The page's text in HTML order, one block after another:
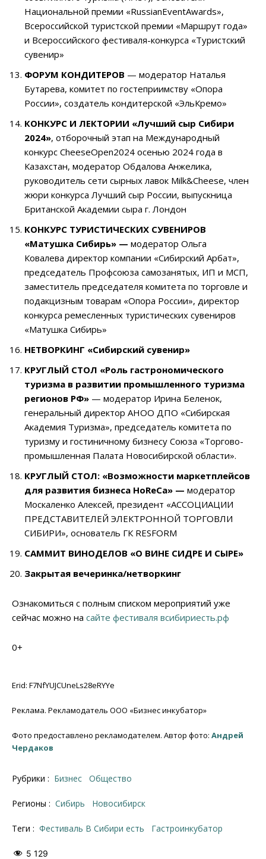
Национальной премии «RussianEventAwards»,
Всероссийской туристской премии «Маршрут года»
и Всероссийского фестиваля-конкурса «Туристский
сувенир»
ФОРУМ КОНДИТЕРОВ — модератор Наталья
Бутарева, комитет по гостеприимству «Опора
России», создатель кондитерской «ЭльКремо»
КОНКУРС И ЛЕКТОРИИ «Лучший сыр Сибири
2024», отборочный этап на Международный
конкурс CheeseOpen2024 осенью 2024 года в
Казахстан, модератор Обдалова Анжелика,
руководитель сети сырных лавок Milk&Cheese, член
жюри конкурса Лучший сыр России, выпускница
Британской Академии сыра г. Лондон
КОНКУРС ТУРИСТИЧЕСКИХ СУВЕНИРОВ
«Матушка Сибирь» — модератор Ольга
Ковалева директор компании «Сибирский Арбат»,
председатель Профсоюза самозанятых, ИП и МСП,
заместитель председателя комитета по торговле и
подакцизным товарам «Опора России», директор
конкурса ремесленных туристических сувениров
«Матушка Сибирь»
НЕТВОРКИНГ «Сибирский сувенир»
КРУГЛЫЙ СТОЛ «Роль гастрономического
туризма в развитии промышленного туризма
регионов РФ» — модератор Ирина Беленок,
генеральный директор АНОО ДПО «Сибирская
Академия Туризма», председатель комитета по
туризму и гостиничному бизнесу Союза «Торгово-
промышленная Палата Новосибирской области».
КРУГЛЫЙ СТОЛ: «Возможности маркетплейсов
для развития бизнеса HoReCа» — модератор
Москаленко Алексей, президент «АССОЦИАЦИИ
ПРЕДСТАВИТЕЛЕЙ ЭЛЕКТРОННОЙ ТОРГОВЛИ
СИБИРИ», основатель ГК RESFORM
САММИТ ВИНОДЕЛОВ «О ВИНЕ СИДРЕ И СЫРЕ»
Закрытая вечеринка/нетворкинг
Ознакомиться с полным списком мероприятий уже
сейчас можно на сайте фестиваля всибириесть.рф
0+
Erid: F7NfYUJCUneLs28eRYYe
Реклама. Рекламодатель ООО «Бизнес инкубатор»
Фото предоставлено рекламодателем. Автор фото: Андрей
Чердаков
Рубрики : Бизнес Общество
Регионы : Сибирь Новосибирск
Теги : фестиваль В Сибири есть гастроинкубатор
5 129